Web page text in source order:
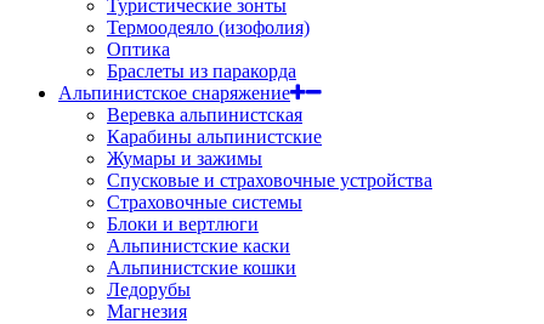
Туристические зонты
Термоодеяло (изофолия)
Оптика
Браслеты из паракорда
Альпинистское снаряжение
Веревка альпинистская
Карабины альпинистские
Жумары и зажимы
Спусковые и страховочные устройства
Страховочные системы
Блоки и вертлюги
Альпинистские каски
Альпинистские кошки
Ледорубы
Магнезия